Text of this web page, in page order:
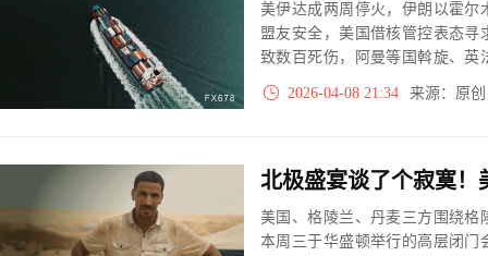
美伊达成两周停火，伊朗以霍尔
盟友安全，美国借核管控表态
致数百死伤，阿曼等国斡旋、
确定性暂不复航，停火背后各方
2026-04-08 21:34 来源：原
美国、格陵兰、丹麦三方围绕格
本周三于华盛顿举行的高层闭门